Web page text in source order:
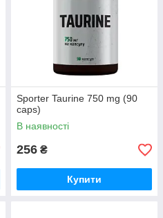
Sporter Taurine 750 mg (90
caps)
В наявності
256 ₴
Купити